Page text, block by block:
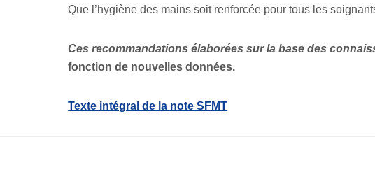
Que l’hygiène des mains soit renforcée pour tous les
Ces recommandations élaborées sur la base des
fonction de nouvelles données.
Texte intégral de la note SFMT